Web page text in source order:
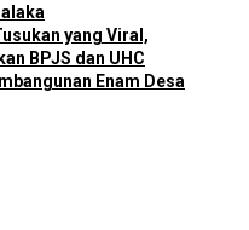
yang Viral,
BPJS dan UHC
Enam Desa